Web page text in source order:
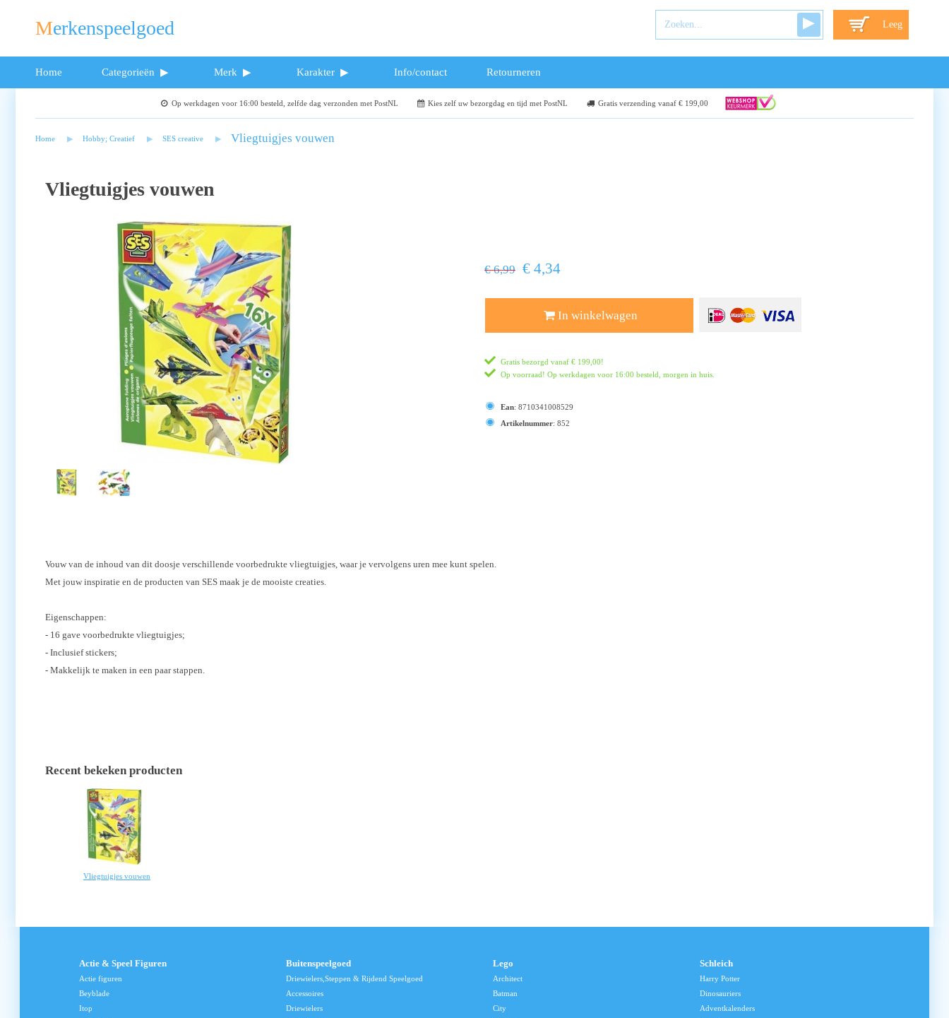
Merkenspeelgoed Leeg
Home Categorieën Merk Karakter Info/contact Retourneren
Op werkdagen voor 16:00 besteld, zelfde dag verzonden met PostNL Kies zelf uw bezorgdag en tijd met PostNL Gratis verzending vanaf € 199,00
Home Hobby; Creatief SES creative Vliegtuigjes vouwen
Vliegtuigjes vouwen
€ 6,99 € 4,34
In winkelwagen
Gratis bezorgd vanaf € 199,00!
Op voorraad! Op werkdagen voor 16:00 besteld, morgen in huis.
Ean: 8710341008529
Artikelnummer: 852
Vouw van de inhoud van dit doosje verschillende voorbedrukte vliegtuigjes, waar je vervolgens uren mee kunt spelen.
Met jouw inspiratie en de producten van SES maak je de mooiste creaties.
Eigenschappen:
- 16 gave voorbedrukte vliegtuigjes;
- Inclusief stickers;
- Makkelijk te maken in een paar stappen.
Recent bekeken producten
Vliegtuigjes vouwen
Actie & Speel Figuren
Actie figuren
Beyblade
Itop
Buitenspeelgoed
Driewielers,Steppen & Rijdend Speelgoed
Accessoires
Driewielers
Lego
Architect
Batman
City
Schleich
Harry Potter
Dinosauriers
Adventkalenders